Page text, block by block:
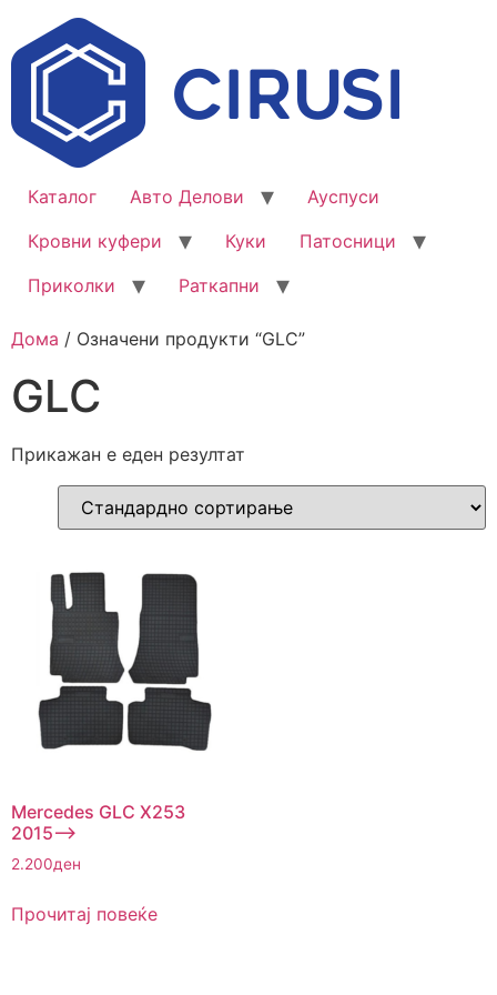
Каталог Авто Делови
Ауспуси
Кровни куфери
Куки
Патосници
Приколки
Раткапни
Дома / Означени продукти “GLC”
GLC
Прикажан е еден резултат
Mercedes GLC X253
2015–>
2.200ден
Прочитај повеќе